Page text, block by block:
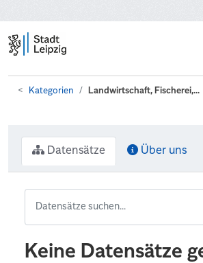
Kategorien Landwirtschaft, Fischerei,...
Datensätze Über uns
Keine Datensätze